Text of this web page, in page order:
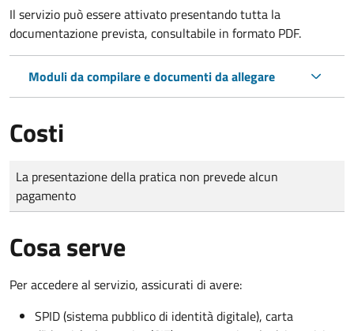
Il servizio può essere attivato presentando tutta la
documentazione prevista, consultabile in formato PDF.
Moduli da compilare e documenti da allegare
Costi
Tipo di pagamento
Importo
La presentazione della pratica non prevede alcun
pagamento
Cosa serve
Per accedere al servizio, assicurati di avere:
SPID (sistema pubblico di identità digitale), carta